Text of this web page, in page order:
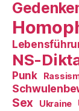
NS-
Punk
Sex Ukraine